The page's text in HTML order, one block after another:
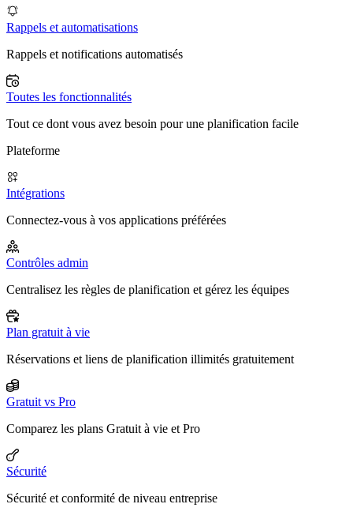
Rappels et automatisations
Rappels et notifications automatisés
Toutes les fonctionnalités
Tout ce dont vous avez besoin pour une planification facile
Plateforme
Intégrations
Connectez-vous à vos applications préférées
Contrôles admin
Centralisez les règles de planification et gérez les équipes
Plan gratuit à vie
Réservations et liens de planification illimités gratuitement
Gratuit vs Pro
Comparez les plans Gratuit à vie et Pro
Sécurité
Sécurité et conformité de niveau entreprise